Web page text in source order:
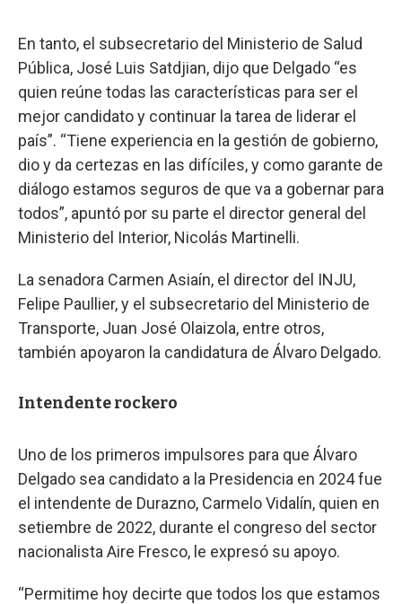
En tanto, el subsecretario del Ministerio de Salud
Pública, José Luis Satdjian, dijo que Delgado “es
quien reúne todas las características para ser el
mejor candidato y continuar la tarea de liderar el
país”. “Tiene experiencia en la gestión de gobierno,
dio y da certezas en las difíciles, y como garante de
diálogo estamos seguros de que va a gobernar para
todos”, apuntó por su parte el director general del
Ministerio del Interior, Nicolás Martinelli.
La senadora Carmen Asiaín, el director del INJU,
Felipe Paullier, y el subsecretario del Ministerio de
Transporte, Juan José Olaizola, entre otros,
también apoyaron la candidatura de Álvaro Delgado.
Intendente rockero
Uno de los primeros impulsores para que Álvaro
Delgado sea candidato a la Presidencia en 2024 fue
el intendente de Durazno, Carmelo Vidalín, quien en
setiembre de 2022, durante el congreso del sector
nacionalista Aire Fresco, le expresó su apoyo.
“Permitime hoy decirte que todos los que estamos